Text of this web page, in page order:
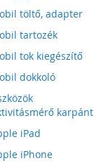
töltő, adapter
tartozék
tok kiegészítő
dokkoló
karpánt
iPad
iPhone